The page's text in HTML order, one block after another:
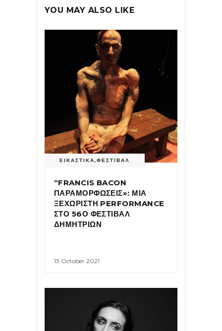
YOU MAY ALSO LIKE
ΕΙΚΑΣΤΙΚΑ,ΦΕΣΤΙΒΑΛ
“FRANCIS BACON
ΠΑΡΑΜΟΡΦΩΣΕΙΣ»: ΜΙΑ
ΞΕΧΩΡΙΣΤΗ PERFORMANCE
ΣΤΟ 56Ο ΦΕΣΤΙΒΑΛ
ΔΗΜΗΤΡΙΩΝ
13 October 2021